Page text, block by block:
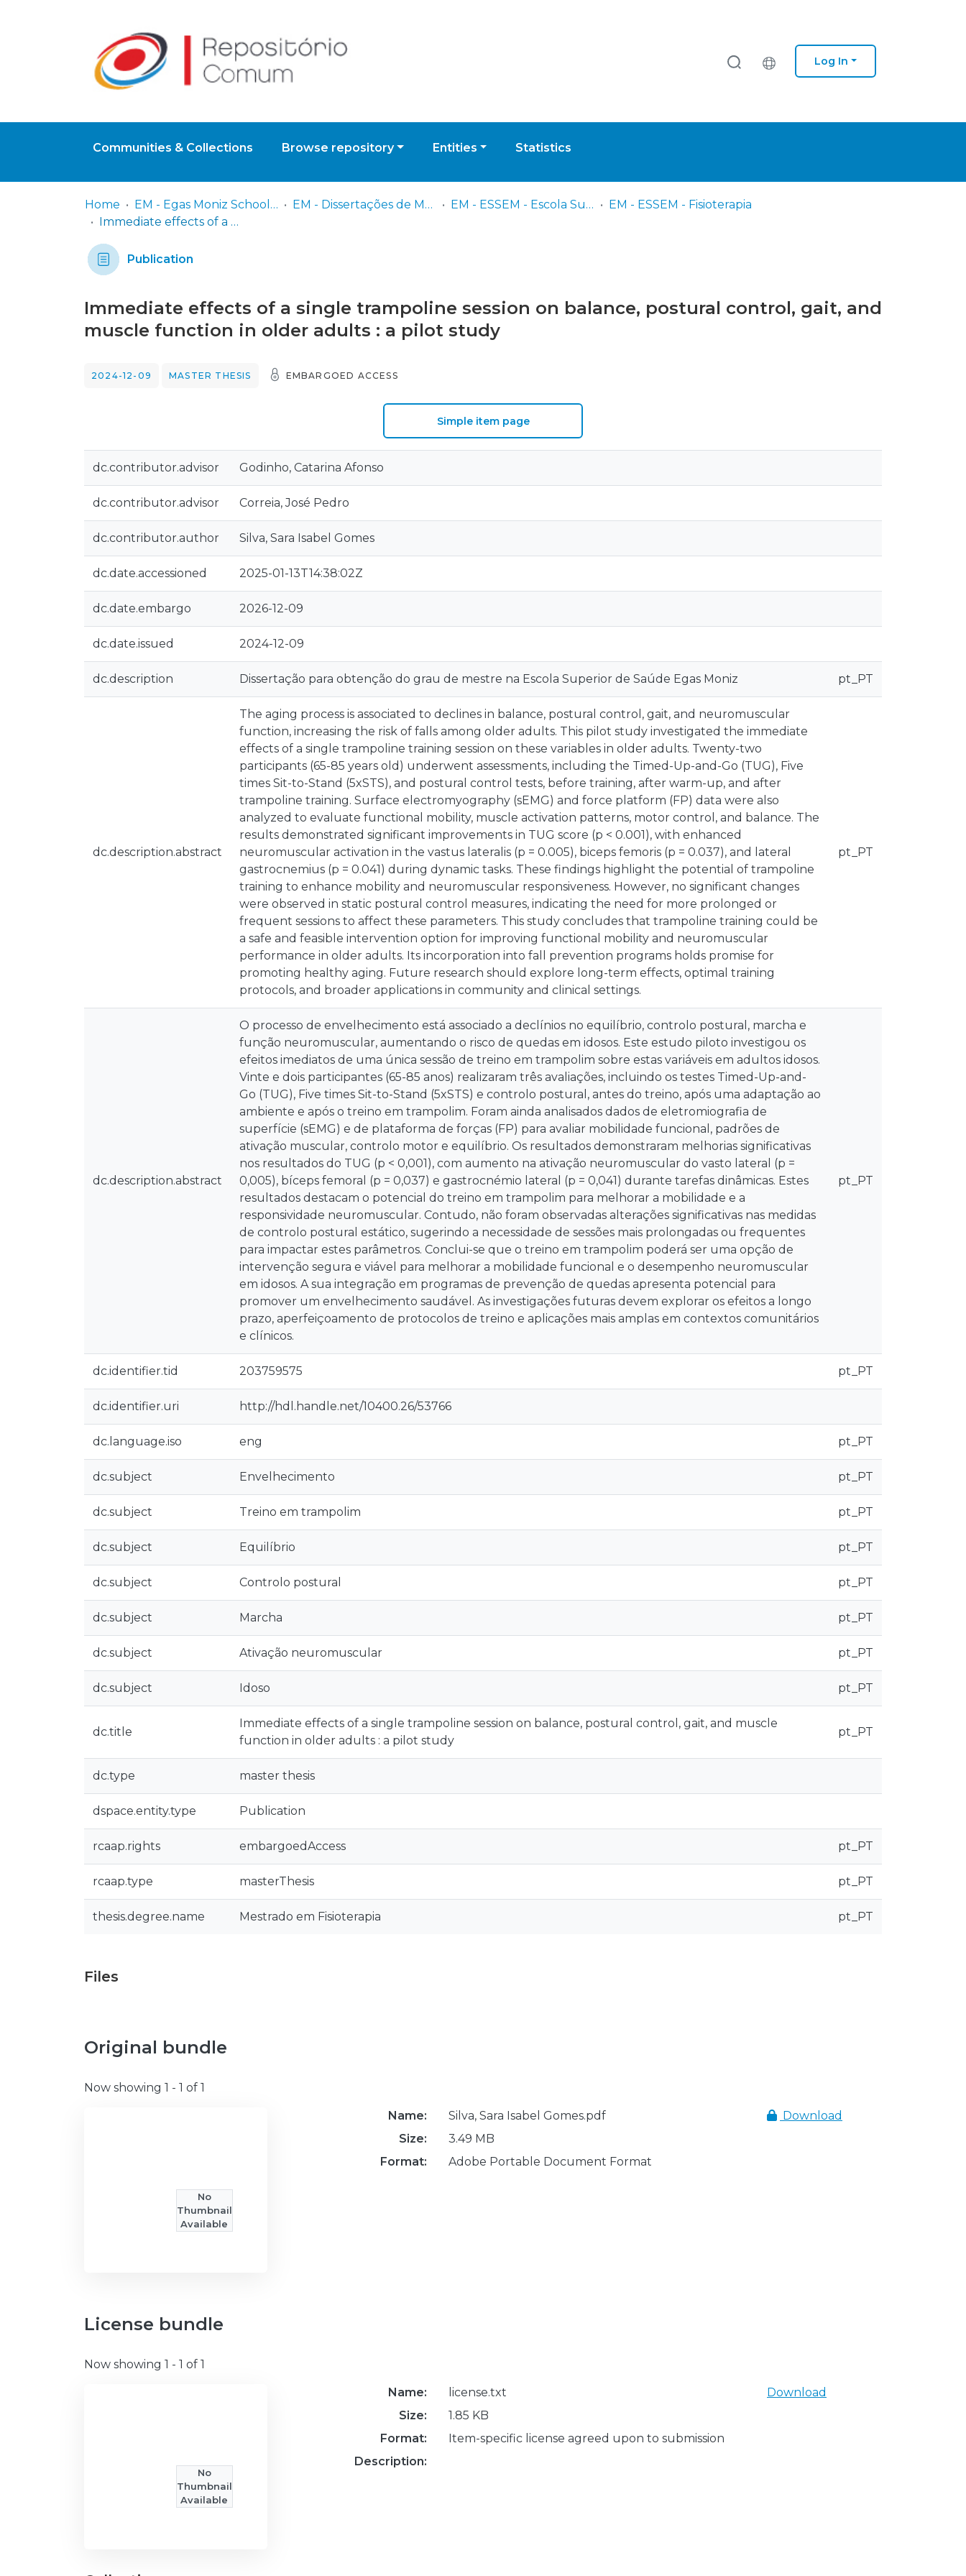
Log In
Communities & Collections Browse repository Entities Statistics
Home EM - Egas Moniz School of Health & Science EM - Dissertações de Mestrado EM - ESSEM - Escola Superior de Saúde Egas Moniz
EM - ESSEM - Fisioterapia
Immediate effects of a single trampoline session on balance, postural control, gait, and muscle function in older adults : a pilot study
Publication
Immediate effects of a single trampoline session on balance, postural control, gait, and
muscle function in older adults : a pilot study
2024-12-09 MASTER THESIS EMBARGOED ACCESS
Simple item page
dc.contributor.advisor Godinho, Catarina Afonso
dc.contributor.advisor Correia, José Pedro
dc.contributor.author Silva, Sara Isabel Gomes
dc.date.accessioned 2025-01-13T14:38:02Z
dc.date.embargo 2026-12-09
dc.date.issued 2024-12-09
dc.description Dissertação para obtenção do grau de mestre na Escola Superior de Saúde Egas Moniz pt_PT
dc.description.abstract
The aging process is associated to declines in balance, postural control, gait, and neuromuscular
function, increasing the risk of falls among older adults. This pilot study investigated the immediate
effects of a single trampoline training session on these variables in older adults. Twenty-two
participants (65-85 years old) underwent assessments, including the Timed-Up-and-Go (TUG), Five
times Sit-to-Stand (5xSTS), and postural control tests, before training, after warm-up, and after
trampoline training. Surface electromyography (sEMG) and force platform (FP) data were also
analyzed to evaluate functional mobility, muscle activation patterns, motor control, and balance. The
results demonstrated significant improvements in TUG score (p < 0.001), with enhanced
neuromuscular activation in the vastus lateralis (p = 0.005), biceps femoris (p = 0.037), and lateral
gastrocnemius (p = 0.041) during dynamic tasks. These findings highlight the potential of trampoline
training to enhance mobility and neuromuscular responsiveness. However, no significant changes
were observed in static postural control measures, indicating the need for more prolonged or
frequent sessions to affect these parameters. This study concludes that trampoline training could be
a safe and feasible intervention option for improving functional mobility and neuromuscular
performance in older adults. Its incorporation into fall prevention programs holds promise for
promoting healthy aging. Future research should explore long-term effects, optimal training
protocols, and broader applications in community and clinical settings.
pt_PT
dc.description.abstract
O processo de envelhecimento está associado a declínios no equilíbrio, controlo postural, marcha e
função neuromuscular, aumentando o risco de quedas em idosos. Este estudo piloto investigou os
efeitos imediatos de uma única sessão de treino em trampolim sobre estas variáveis em adultos idosos.
Vinte e dois participantes (65-85 anos) realizaram três avaliações, incluindo os testes Timed-Up-and-
Go (TUG), Five times Sit-to-Stand (5xSTS) e controlo postural, antes do treino, após uma adaptação ao
ambiente e após o treino em trampolim. Foram ainda analisados dados de eletromiografia de
superfície (sEMG) e de plataforma de forças (FP) para avaliar mobilidade funcional, padrões de
ativação muscular, controlo motor e equilíbrio. Os resultados demonstraram melhorias significativas
nos resultados do TUG (p < 0,001), com aumento na ativação neuromuscular do vasto lateral (p =
0,005), bíceps femoral (p = 0,037) e gastrocnémio lateral (p = 0,041) durante tarefas dinâmicas. Estes
resultados destacam o potencial do treino em trampolim para melhorar a mobilidade e a
responsividade neuromuscular. Contudo, não foram observadas alterações significativas nas medidas
de controlo postural estático, sugerindo a necessidade de sessões mais prolongadas ou frequentes
para impactar estes parâmetros. Conclui-se que o treino em trampolim poderá ser uma opção de
intervenção segura e viável para melhorar a mobilidade funcional e o desempenho neuromuscular
em idosos. A sua integração em programas de prevenção de quedas apresenta potencial para
promover um envelhecimento saudável. As investigações futuras devem explorar os efeitos a longo
prazo, aperfeiçoamento de protocolos de treino e aplicações mais amplas em contextos comunitários
e clínicos.
pt_PT
dc.identifier.tid 203759575 pt_PT
dc.identifier.uri http://hdl.handle.net/10400.26/53766
dc.language.iso eng pt_PT
dc.subject Envelhecimento pt_PT
dc.subject Treino em trampolim pt_PT
dc.subject Equilíbrio pt_PT
dc.subject Controlo postural pt_PT
dc.subject Marcha pt_PT
dc.subject Ativação neuromuscular pt_PT
dc.subject Idoso pt_PT
dc.title
Immediate effects of a single trampoline session on balance, postural control, gait, and muscle
function in older adults : a pilot study
pt_PT
dc.type master thesis
dspace.entity.type Publication
rcaap.rights embargoedAccess pt_PT
rcaap.type masterThesis pt_PT
thesis.degree.name Mestrado em Fisioterapia pt_PT
Files
Original bundle
Now showing 1 - 1 of 1
No
Thumbnail
Available
Name:
Silva, Sara Isabel Gomes.pdf
Size:
3.49 MB
Format:
Adobe Portable Document Format
Download
License bundle
Now showing 1 - 1 of 1
No
Thumbnail
Available
Name:
license.txt
Size:
1.85 KB
Format:
Item-specific license agreed upon to submission
Description:
Download